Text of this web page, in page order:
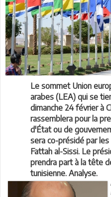
Le sommet Union
arabes (LEA) qui se
dimanche 24 février à
rassemblera pour la
d'État ou de
sera co-présidé par
Fattah al-Sissi. Le
prendra part à la tête
tunisienne. Analyse.